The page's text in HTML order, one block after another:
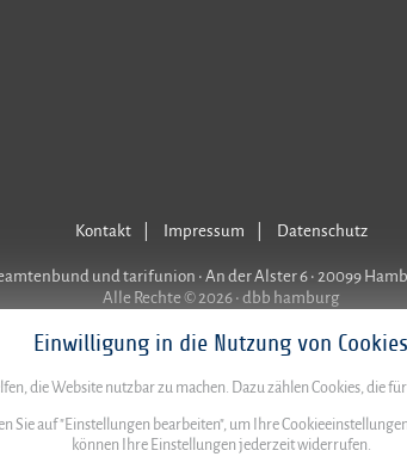
Kontakt Impressum Datenschutz
und tarifunion • An der Alster 6 • 20099
Alle Rechte © 2026 • dbb hamburg
Einwilligung in die Nutzung von Cookies
die Website nutzbar zu machen. Dazu zählen Cookies, die
Sie auf "Einstellungen bearbeiten", um Ihre
können Ihre Einstellungen jederzeit widerrufen.